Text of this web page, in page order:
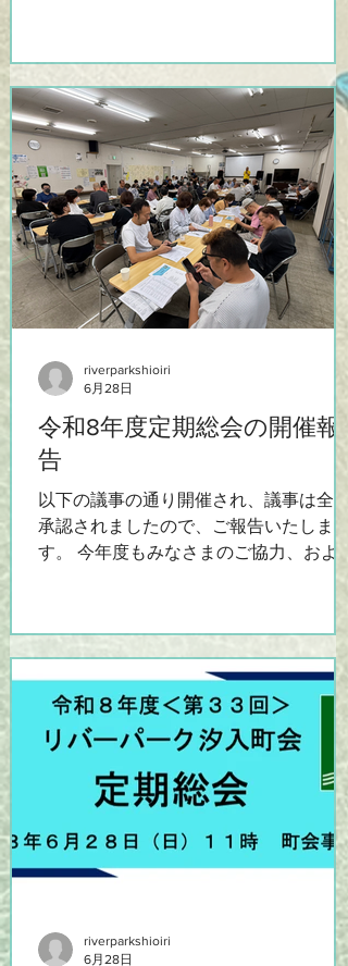
令和8年度定期総会の開催報
告
以下の議事の通り開催され、議事は全て
承認されましたので、ご報告いたしま
す。 今年度もみなさまのご協力、および
ご覧ください。 https://www.riverpark-
shioiri.com/post/令和8年度定期総会議案
書 ＜開会挨拶＞ ＜町会長挨拶＞ ＜令和
７年度事業報告＞ ＜令和７年度収支決算
報告＞ ＜令和７年度監査報告＞ ＜令和
年度予算（案）＞ ＜令和８年度役員改選
（案）＞ ＜万歳三唱＞ ＜閉会の挨拶＞
riverparkshioiri
6月28日
riverparkshioiri
6月28日